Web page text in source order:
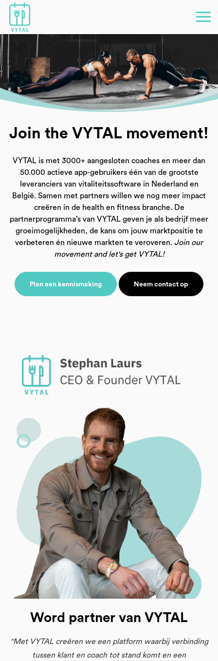
Join the VYTAL movement!
VYTAL is met 3000+ aangesloten coaches en meer dan
50.000 actieve app-gebruikers één van de grootste
leveranciers van vitaliteitssoftware in Nederland en
België. Samen met partners willen we nog meer impact
creëren in de health en fitness branche. De
partnerprogramma’s van VYTAL geven je als bedrijf meer
groeimogelijkheden, de kans om jouw marktpositie te
verbeteren én nieuwe markten te veroveren. Join our
movement and let's get VYTAL!
Plan een kennismaking Neem contact op
Word partner van VYTAL
''Met VYTAL creëren we een platform waarbij verbinding
tussen klant en coach tot stand komt en een